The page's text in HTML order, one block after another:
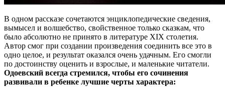
В одном рассказе сочетаются энциклопедические сведения,
вымысел и волшебство, свойственное только сказкам, что
было абсолютно не принято в литературе XIX столетия.
Автор смог при создании произведения соединить все это в
одно целое, и результат оказался очень удачным. Его смогли
по достоинству оценить и взрослые, и маленькие читатели.
Одоевский всегда стремился, чтобы его сочинения
развивали в ребенке лучшие черты характера: